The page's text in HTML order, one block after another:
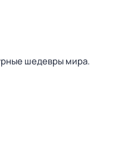
шедевры мира.